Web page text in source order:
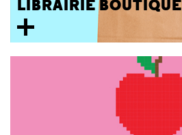
LIBRAIRIE BOUTIQUE